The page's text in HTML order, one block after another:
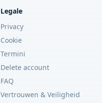
Legale
Privacy
Cookie
Termini
Delete account
FAQ
Vertrouwen & Veiligheid